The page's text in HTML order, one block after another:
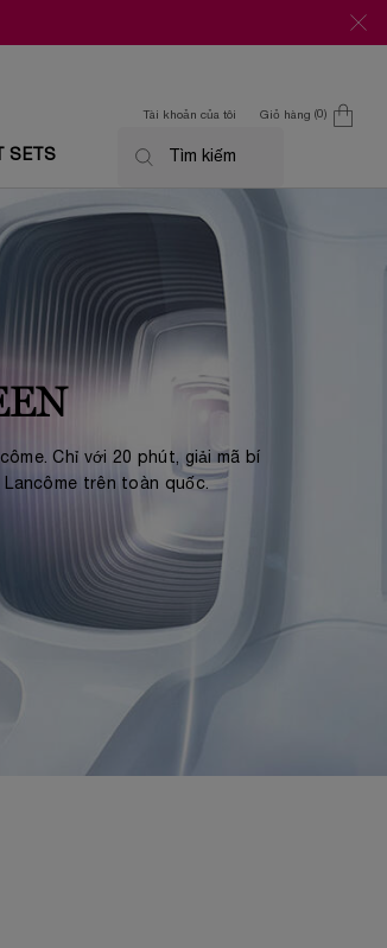
Tài khoản của tôi
Giỏ hàng 0
0 Sản phẩm trong giỏ
SETS Tìm kiếm
Chỉ với 20 phút, giải mã bí
trên toàn quốc.